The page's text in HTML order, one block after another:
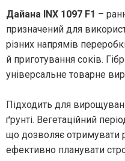
Дайана INX 1097 F1 –
призначений для
різних напрямів
й приготування соків.
універсальне товарне
Підходить для
ґрунті. Вегетаційний
що дозволяє отримувати
ефективно планувати